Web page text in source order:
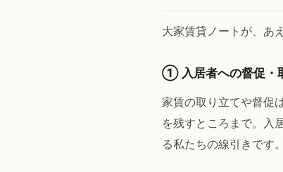
大家賃貸ノートが、あ
① 入居者への督促・
家賃の取り立てや督促
を残すところまで。入
る私たちの線引きです。